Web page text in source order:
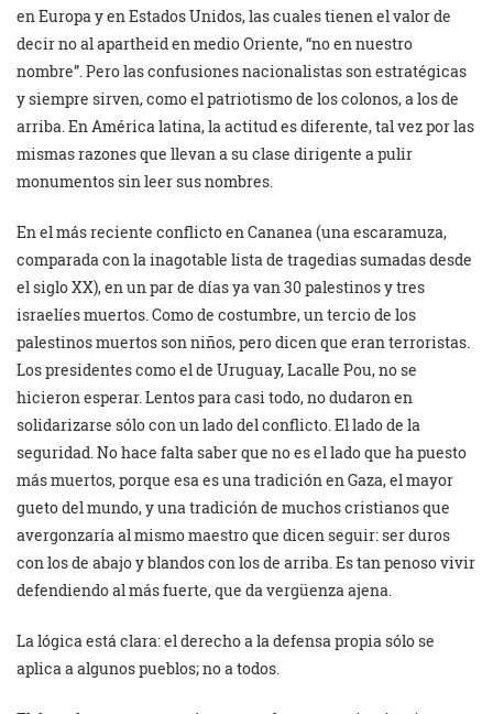
en Europa y en Estados Unidos, las cuales tienen el valor de
decir no al apartheid en medio Oriente, “no en nuestro
nombre”. Pero las confusiones nacionalistas son estratégicas
y siempre sirven, como el patriotismo de los colonos, a los de
arriba. En América latina, la actitud es diferente, tal vez por las
mismas razones que llevan a su clase dirigente a pulir
monumentos sin leer sus nombres.
En el más reciente conflicto en Cananea (una escaramuza,
comparada con la inagotable lista de tragedias sumadas desde
el siglo XX), en un par de días ya van 30 palestinos y tres
israelíes muertos. Como de costumbre, un tercio de los
palestinos muertos son niños, pero dicen que eran terroristas.
Los presidentes como el de Uruguay, Lacalle Pou, no se
hicieron esperar. Lentos para casi todo, no dudaron en
solidarizarse sólo con un lado del conflicto. El lado de la
seguridad. No hace falta saber que no es el lado que ha puesto
más muertos, porque esa es una tradición en Gaza, el mayor
gueto del mundo, y una tradición de muchos cristianos que
avergonzaría al mismo maestro que dicen seguir: ser duros
con los de abajo y blandos con los de arriba. Es tan penoso vivir
defendiendo al más fuerte, que da vergüenza ajena.
La lógica está clara: el derecho a la defensa propia sólo se
aplica a algunos pueblos; no a todos.